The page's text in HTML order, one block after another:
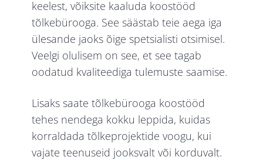
keelest, võiksite kaaluda koostööd
tõlkebürooga. See säästab teie aega iga
ülesande jaoks õige spetsialisti otsimisel.
Veelgi olulisem on see, et see tagab
oodatud kvaliteediga tulemuste saamise.
Lisaks saate tõlkebürooga koostööd
tehes nendega kokku leppida, kuidas
korraldada tõlkeprojektide voogu, kui
vajate teenuseid jooksvalt või korduvalt.